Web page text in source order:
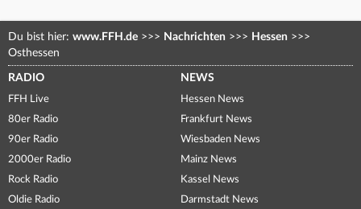
Du bist hier: www.FFH.de >>> Nachrichten >>> Hessen >>>
Osthessen
RADIO
FFH Live
80er Radio
90er Radio
2000er Radio
Rock Radio
Oldie Radio
NEWS
Hessen News
Frankfurt News
Wiesbaden News
Mainz News
Kassel News
Darmstadt News